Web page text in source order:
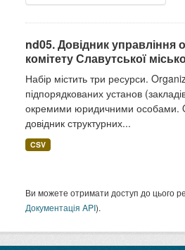
nd05. Довідник управління
комітету Славутської
Набір містить три ресурси.
підпорядкованих установ
окремими юридичними особами.
довідник структурних...
CSV
Ви можете отримати доступ до цього
Документація API).